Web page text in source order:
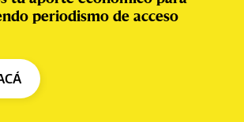
periodismo de acceso